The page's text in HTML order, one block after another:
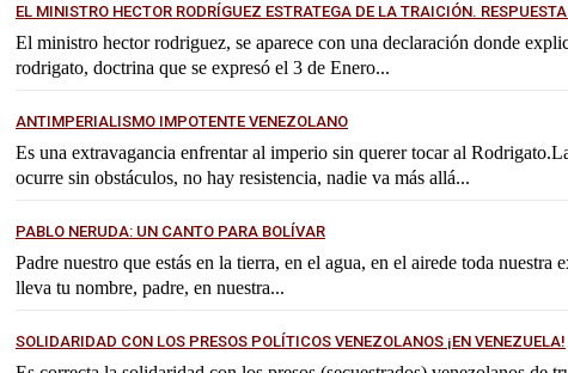
EL MINISTRO HECTOR RODRÍGUEZ ESTRATEGA DE LA TRAICIÓN.
El ministro hector rodriguez, se aparece con una declaración donde
rodrigato, doctrina que se expresó el 3 de Enero...
ANTIMPERIALISMO IMPOTENTE VENEZOLANO
Es una extravagancia enfrentar al imperio sin querer tocar al
ocurre sin obstáculos, no hay resistencia, nadie va más allá...
PABLO NERUDA: UN CANTO PARA BOLÍVAR
Padre nuestro que estás en la tierra, en el agua, en el airede toda nuestra
lleva tu nombre, padre, en nuestra...
SOLIDARIDAD CON LOS PRESOS POLÍTICOS VENEZOLANOS ¡EN VENEZUELA!